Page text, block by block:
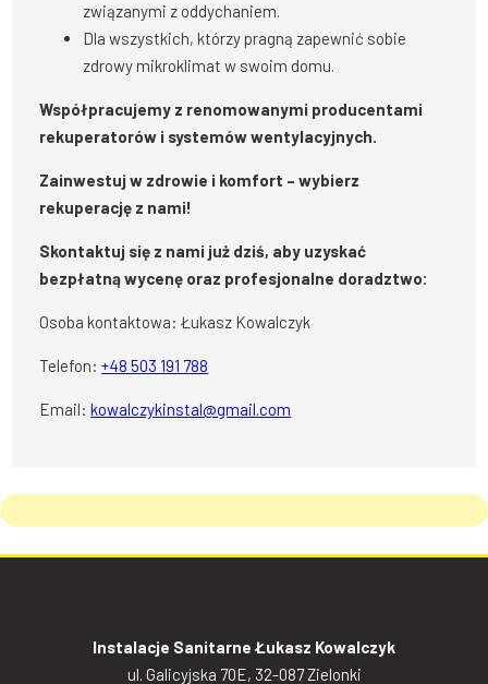
związanymi z oddychaniem.
Dla wszystkich, którzy pragną zapewnić sobie
zdrowy mikroklimat w swoim domu.
Współpracujemy z renomowanymi producentami
rekuperatorów i systemów wentylacyjnych.
Zainwestuj w zdrowie i komfort – wybierz
rekuperację z nami!
Skontaktuj się z nami już dziś, aby uzyskać
bezpłatną wycenę oraz profesjonalne doradztwo:
Osoba kontaktowa: Łukasz Kowalczyk
Telefon:+48 503 191 788
Email:kowalczykinstal@gmail.com
Instalacje Sanitarne Łukasz Kowalczyk
ul. Galicyjska 70E, 32-087 Zielonki